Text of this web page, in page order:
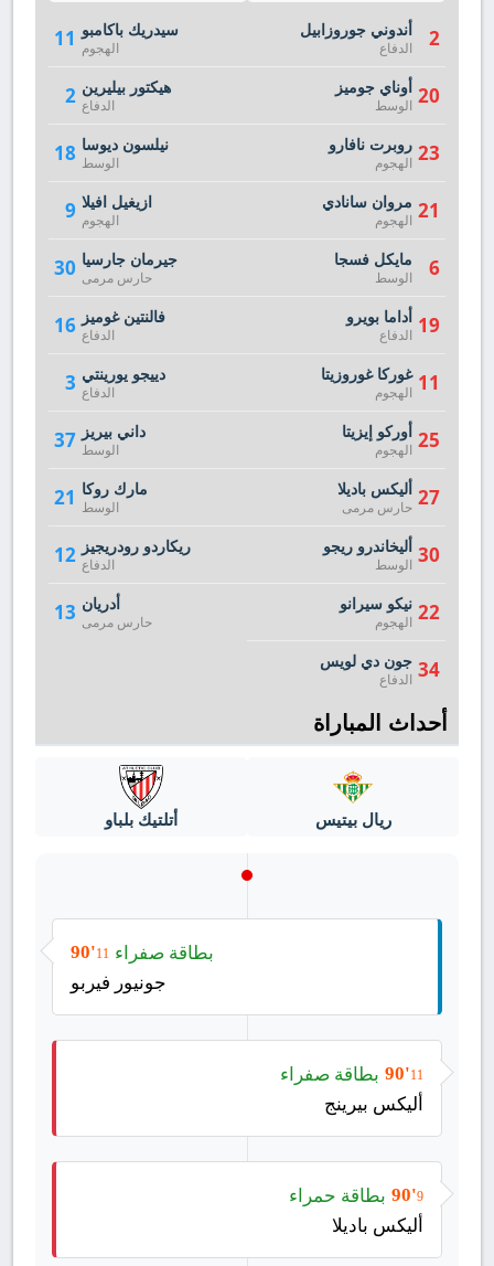
11 سيدريك باكامبو
الهجوم
2 هيكتور بيليرين
الدفاع
18 نيلسون ديوسا
الوسط
9 ازيغيل افيلا
الهجوم
30 جيرمان جارسيا
حارس مرمى
16 فالنتين غوميز
الدفاع
3 دييجو يورينتي
الدفاع
37 داني بيريز
الوسط
21 مارك روكا
الوسط
12 ريكاردو رودريجيز
الدفاع
13 أدريان
حارس مرمى
2 أندوني جوروزابيل
الدفاع
20 أوناي جوميز
الوسط
23 روبرت نافارو
الهجوم
21 مروان سانادي
الهجوم
6 مايكل فسجا
الوسط
19 أداما بويرو
الدفاع
11 غوركا غوروزيتا
الهجوم
25 أوركو إيزيتا
الهجوم
27 أليكس باديلا
حارس مرمى
30 أليخاندرو ريجو
الوسط
22 نيكو سيرانو
الهجوم
34 جون دي لويس
الدفاع
أحداث المباراة
ريال بيتيس أتلتيك بلباو
90'11 بطاقة صفراء
جونيور فيربو
90'11
بطاقة صفراء
أليكس بيرينج
90'9
بطاقة حمراء
أليكس باديلا